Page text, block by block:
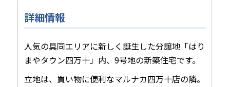
詳細情報
人気の具同エリアに新しく誕生した分譲地「はり
まやタウン四万十」内、9号地の新築住宅です。
立地は、買い物に便利なマルナカ四万十店の隣。